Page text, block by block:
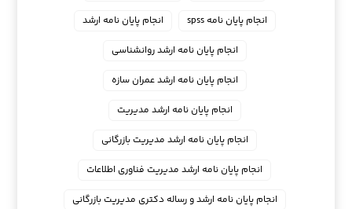
انجام پایان نامه spss
انجام پایان نامه ارشد
انجام پایان نامه ارشد روانشناسی
انجام پایان نامه ارشد عمران سازه
انجام پایان نامه ارشد مدیریت
انجام پایان نامه ارشد مدیریت بازرگانی
انجام پایان نامه ارشد مدیریت فناوری اطلاعات
انجام پایان نامه ارشد و رساله دکتری مدیریت بازرگانی